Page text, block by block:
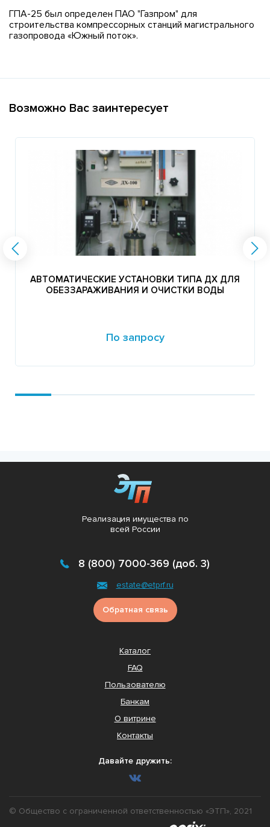
ГПА-25 был определен ПАО "Газпром" для
строительства компрессорных станций магистрального
газопровода «Южный поток».
Возможно Вас заинтересует
АВТОМАТИЧЕСКИЕ УСТАНОВКИ ТИПА ДХ ДЛЯ
ОБЕЗЗАРАЖИВАНИЯ И ОЧИСТКИ ВОДЫ
По запросу
Реализация имущества по
всей России
8 (800) 7000-369 (доб. 3)
estate@etprf.ru
Обратная связь
Каталог
FAQ
Пользователю
Банкам
О витрине
Контакты
Давайте дружить:
© Общество с ограниченной ответственностью «ЭТП», 2021